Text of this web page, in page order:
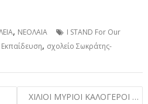
, ΝΕΟΛΑΙΑ
I STAND For Our
, σχολείο Σωκράτης-
ΧΙΛΙΟΙ ΜΥΡΙΟΙ ΚΑΛΟΓΕΡΟΙ …